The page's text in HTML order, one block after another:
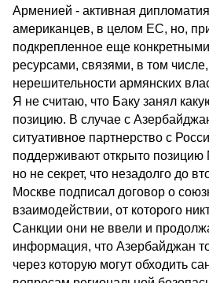
Арменией - активная
американцев, в целом ЕС, но,
подкрепленное еще
ресурсами, связями, в том числе,
нерешительности армянских
Я не считаю, что Баку занял
позицию. В случае с
ситуативное партнерство с
поддерживают открыто позицию
но не секрет, что незадолго до
Москве подписал договор о
взаимодействии, от которого
Санкции они не ввели и
информация, что Азербайджан
через которую могут обходить